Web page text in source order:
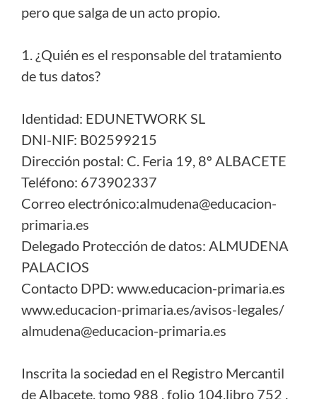
pero que salga de un acto propio.
1. ¿Quién es el responsable del tratamiento
de tus datos?
Identidad: EDUNETWORK SL
DNI-NIF: B02599215
Dirección postal: C. Feria 19, 8º ALBACETE
Teléfono: 673902337
Correo electrónico:almudena@educacion-
primaria.es
Delegado Protección de datos: ALMUDENA
PALACIOS
Contacto DPD: www.educacion-primaria.es
www.educacion-primaria.es/avisos-legales/
almudena@educacion-primaria.es
Inscrita la sociedad en el Registro Mercantil
de Albacete, tomo 988 , folio 104,libro 752 .